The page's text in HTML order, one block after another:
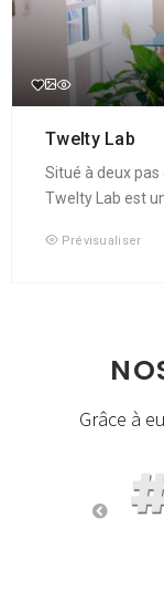
Twelty Lab
Situé à deux pas
Twelty Lab est
Prévisualiser
Grâce à